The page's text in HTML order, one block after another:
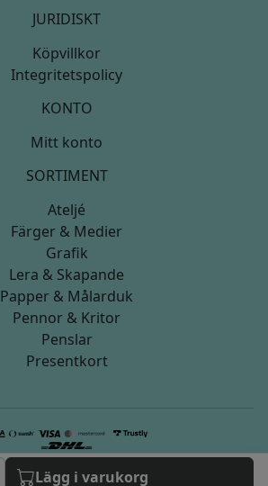
Lägg i varukorg
JURIDISKT
Köpvillkor
Integritetspolicy
KONTO
Mitt konto
SORTIMENT
Ateljé
Färger & Medier
Grafik
Lera & Skapande
Papper & Målarduk
Pennor & Kritor
Penslar
Presentkort
© 2026 artistica.nu